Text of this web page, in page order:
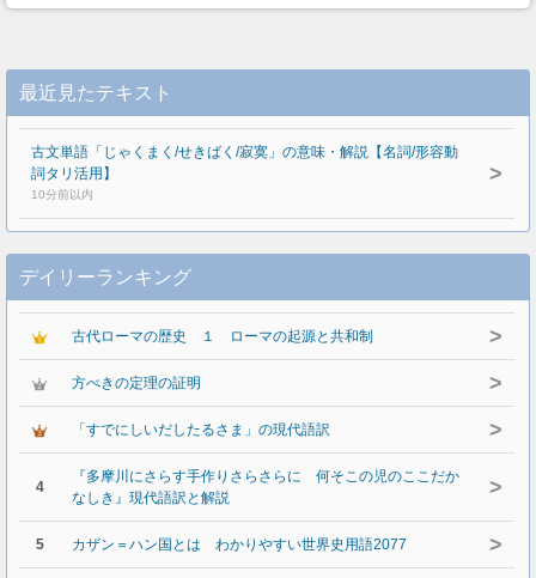
最近見たテキスト
古文単語「じゃくまく/せきばく/寂寞」の意味・解説【名詞/形容動
詞タリ活用】
10分前以内
>
デイリーランキング
古代ローマの歴史 １ ローマの起源と共和制 >
方べきの定理の証明 >
「すでにしいだしたるさま」の現代語訳 >
4
『多摩川にさらす手作りさらさらに 何そこの児のここだか
なしき』現代語訳と解説
>
5 カザン＝ハン国とは わかりやすい世界史用語2077 >